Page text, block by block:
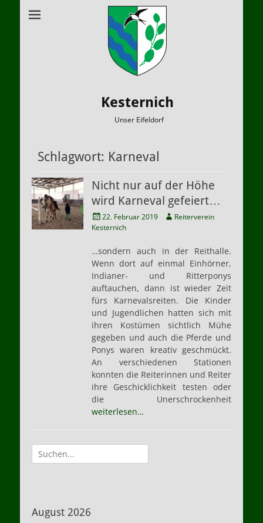
Kesternich
Unser Eifeldorf
Schlagwort: Karneval
Nicht nur auf der Höhe
wird Karneval gefeiert…
Veröffentlicht
am
22. Februar 2019 AutorReiterverein
Kesternich
…sondern auch in der Reithalle.
Wenn dort auf einmal Einhörner,
Indianer- und Ritterponys
auftauchen, dann ist wieder Zeit
fürs Karnevalsreiten. Die Kinder
und Jugendlichen hatten sich mit
ihren Kostümen sichtlich Mühe
gegeben und auch die Pferde und
Ponys waren kreativ geschmückt.
An verschiedenen Stationen
konnten die Reiterinnen und Reiter
ihre Geschicklichkeit testen oder
die Unerschrockenheit
weiterlesen…
Suche
nach:
August 2026